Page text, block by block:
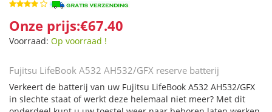
Onze prijs:€67.40
Voorraad: Op voorraad !
Fujitsu LifeBook A532 AH532/GFX reserve batterij
Verkeert de batterij van uw Fujitsu LifeBook A532 AH532/GFX
in slechte staat of werkt deze helemaal niet meer? Met dit